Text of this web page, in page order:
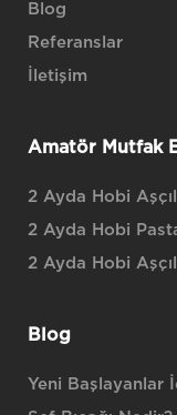
Blog
Referanslar
İletişim
Amatör Mutfak
2 Ayda Hobi
2 Ayda Hobi
2 Ayda Hobi
Blog
Yeni Başlayanlar